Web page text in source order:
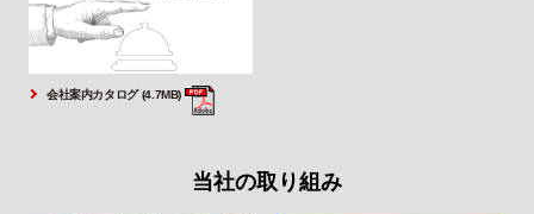
会社案内カタログ (4.7MB)
当社の取り組み